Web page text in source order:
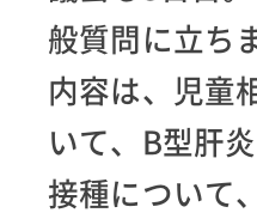
般質問に立ち
内容は、児童
いて、B型肝
接種について